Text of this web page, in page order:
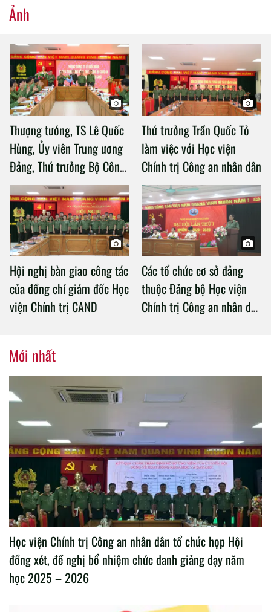
Ảnh
Thượng tướng, TS Lê Quốc
Hùng, Ủy viên Trung ương
Đảng, Thứ trưởng Bộ Công
an làm việc với Học viện
Chính trị Công an nhân dân
Thứ trưởng Trần Quốc Tỏ
làm việc với Học viện
Chính trị Công an nhân dân
Hội nghị bàn giao công tác
của đồng chí giám đốc Học
viện Chính trị CAND
Các tổ chức cơ sở đảng
thuộc Đảng bộ Học viện
Chính trị Công an nhân dân
Mới nhất
Học viện Chính trị Công an nhân dân tổ chức họp Hội
đồng xét, đề nghị bổ nhiệm chức danh giảng dạy năm
học 2025 – 2026